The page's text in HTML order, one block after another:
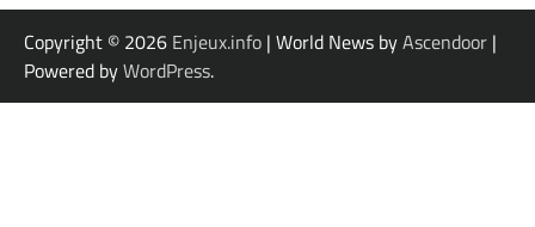
Copyright © 2026 Enjeux.info | World News byAscendoor |
Powered byWordPress.